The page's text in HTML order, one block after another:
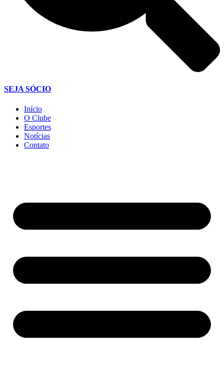
SEJA SÓCIO
Início
O Clube
Esportes
Notícias
Contato